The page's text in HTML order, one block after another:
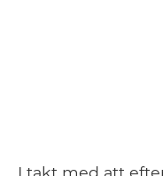
I takt med att